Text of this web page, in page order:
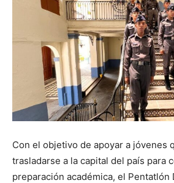
Con el objetivo de apoyar a jóvenes
trasladarse a la capital del país para
preparación académica, el Pentatlón